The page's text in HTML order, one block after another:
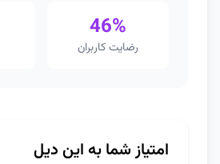
46%
رضایت کاربران
امتیاز شما به این دیل